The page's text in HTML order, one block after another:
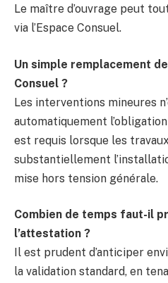
Le maître d’ouvrage peut
via l’Espace Consuel.
Un simple remplacement
Consuel ?
Les interventions mineures
automatiquement
est requis lorsque les
substantiellement
mise hors tension générale.
Combien de temps faut-il
l’attestation ?
Il est prudent d’anticiper
la validation standard, en